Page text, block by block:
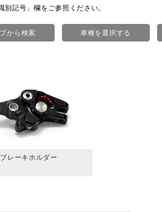
別記号」欄をご参照ください。
から検索 車種を選択する
ブレーキホルダー